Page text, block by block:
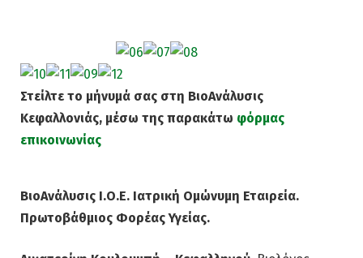
Στείλτε το μήνυμά σας στη ΒιοAνάλυσις
Κεφαλλονιάς, μέσω της παρακάτω
επικοινωνίας
ΒιοAνάλυσις Ι.Ο.Ε. Ιατρική Ομώνυμη Εταιρεία.
Αικατερίνη Κουλουμπή – Κεφαλληνού, Βιολόγος
Βιοχημικός M.Sc. Microbiology, Medical Technology,